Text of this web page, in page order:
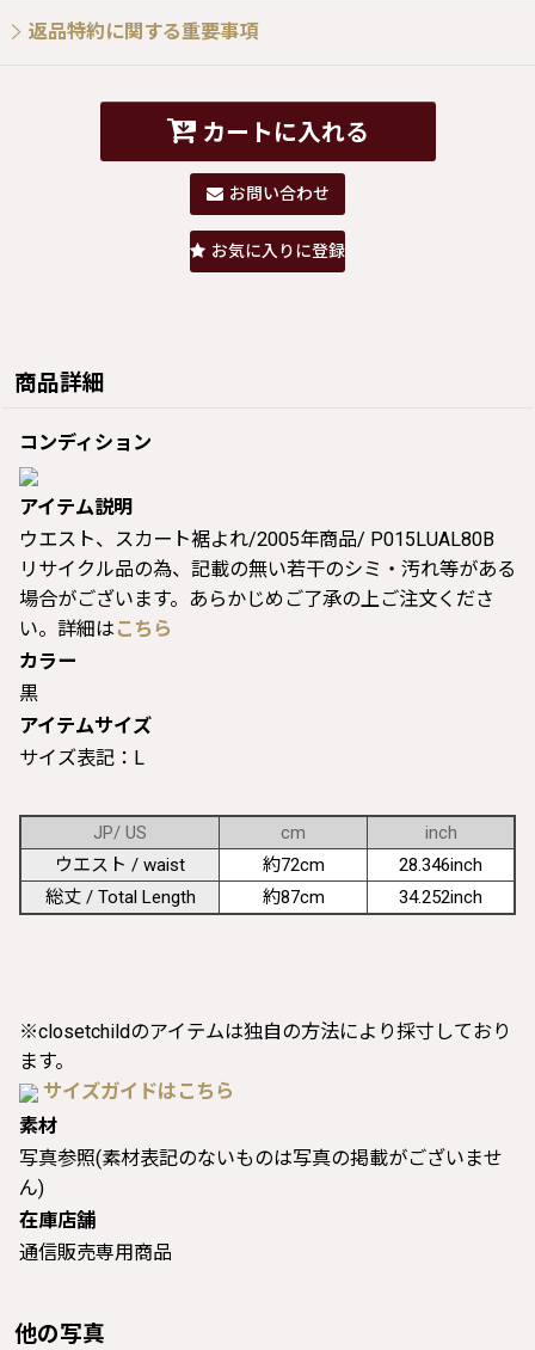
返品特約に関する重要事項
カートに入れる
お問い合わせ
お気に入りに登録
商品詳細
コンディション
アイテム説明
ウエスト、スカート裾よれ/2005年商品/ P015LUAL80B
リサイクル品の為、記載の無い若干のシミ・汚れ等がある
場合がございます。あらかじめご了承の上ご注文くださ
い。詳細は こちら
カラー
黒
アイテムサイズ
サイズ表記：L
JP/ US cm
inch
ウエスト / waist
約72cm
28.346inch
総丈 / Total Length
約87cm 34.252inch
※closetchildのアイテムは独自の方法により採寸しており
ます。
サイズガイドはこちら
素材
写真参照(素材表記のないものは写真の掲載がございませ
ん)
在庫店舗
通信販売専用商品
他の写真